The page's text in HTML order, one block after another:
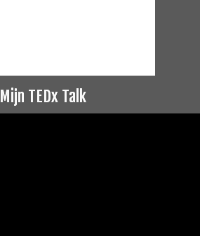
Mijn TEDx Talk